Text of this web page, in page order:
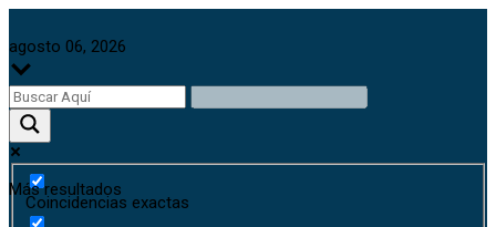
agosto 06, 2026
Más resultados
Coincidencias exactas